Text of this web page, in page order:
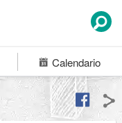
Calendario